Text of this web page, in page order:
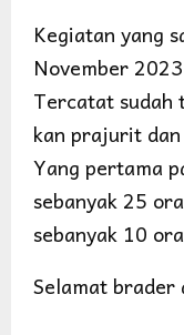
Kegiatan yang
November
Tercatat sudah
kan prajurit
Yang pertama
sebanyak 25
sebanyak 10
Selamat